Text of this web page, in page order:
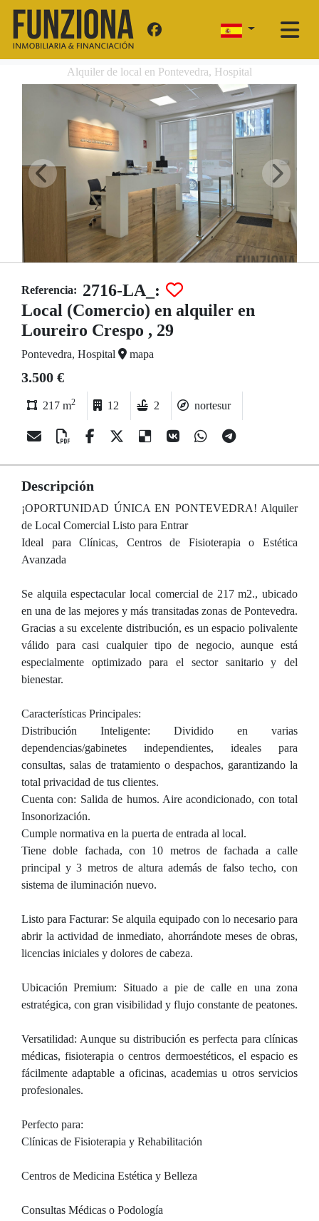
Alquiler de local en Pontevedra, Hospital
Referencia: 2716-LA_:
Local (Comercio) en alquiler en
Loureiro Crespo , 29
Pontevedra, Hospital mapa
3.500 €
217 m2 12 2 nortesur
Descripción
¡OPORTUNIDAD ÚNICA EN PONTEVEDRA! Alquiler
de Local Comercial Listo para Entrar
Ideal para Clínicas, Centros de Fisioterapia o Estética
Avanzada
Se alquila espectacular local comercial de 217 m2., ubicado
en una de las mejores y más transitadas zonas de Pontevedra.
Gracias a su excelente distribución, es un espacio polivalente
válido para casi cualquier tipo de negocio, aunque está
especialmente optimizado para el sector sanitario y del
bienestar.
Características Principales:
Distribución Inteligente: Dividido en varias
dependencias/gabinetes independientes, ideales para
consultas, salas de tratamiento o despachos, garantizando la
total privacidad de tus clientes.
Cuenta con: Salida de humos. Aire acondicionado, con total
Insonorización.
Cumple normativa en la puerta de entrada al local.
Tiene doble fachada, con 10 metros de fachada a calle
principal y 3 metros de altura además de falso techo, con
sistema de iluminación nuevo.
Listo para Facturar: Se alquila equipado con lo necesario para
abrir la actividad de inmediato, ahorrándote meses de obras,
licencias iniciales y dolores de cabeza.
Ubicación Premium: Situado a pie de calle en una zona
estratégica, con gran visibilidad y flujo constante de peatones.
Versatilidad: Aunque su distribución es perfecta para clínicas
médicas, fisioterapia o centros dermoestéticos, el espacio es
fácilmente adaptable a oficinas, academias u otros servicios
profesionales.
Perfecto para:
Clínicas de Fisioterapia y Rehabilitación
Centros de Medicina Estética y Belleza
Consultas Médicas o Podología